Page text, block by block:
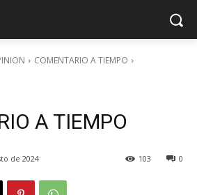
COMENTARIO A TIEMPO
A TIEMPO
de 2024 0
103